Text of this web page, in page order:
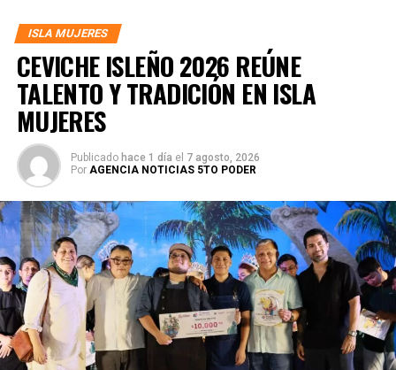
ISLA MUJERES
CEVICHE ISLEÑO 2026 REÚNE
TALENTO Y TRADICIÓN EN ISLA
MUJERES
Publicado hace 1 día el 7 agosto, 2026
Por AGENCIA NOTICIAS 5TO PODER